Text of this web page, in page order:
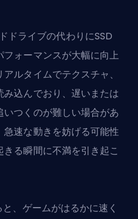
ドライブの代わりにSSD
ォーマンスが大幅に向上
ルタイムでテクスチャ、
込んでおり、遅いまたは
つくのが難しい場合があ
急速な動きを妨げる可能性
る瞬間に不満を引き起こ
、ゲームがはるかに速く